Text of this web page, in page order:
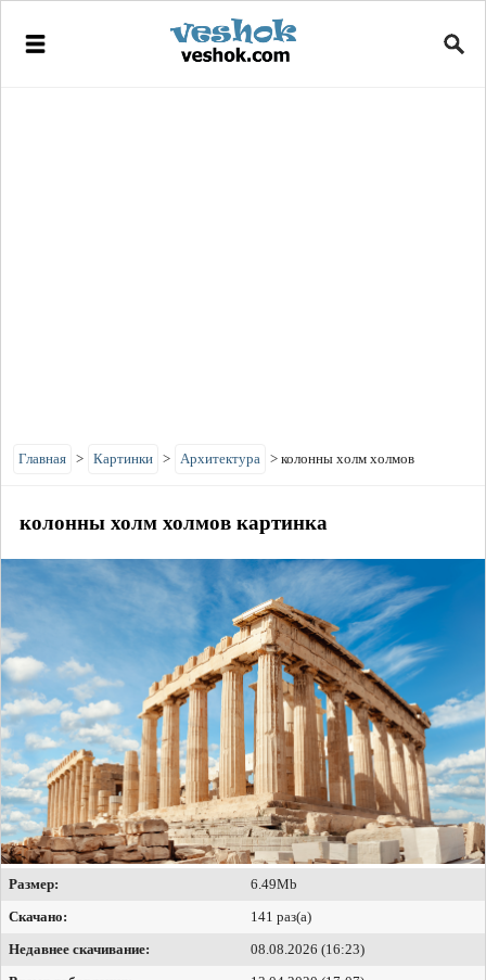
Главная > Картинки > Архитектура > колонны холм холмов
колонны холм холмов картинка
Размер:
6.49Mb
Скачано:
141 раз(а)
Недавнее скачивание:
08.08.2026 (16:23)